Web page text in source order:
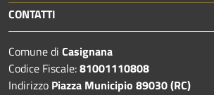
CONTATTI
Comune di Casignana
Codice Fiscale:81001110808
Indirizzo Piazza Municipio 89030 (RC)